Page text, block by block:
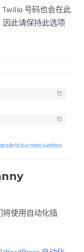
Twilio 号码也会在此
因此请保持此选项
将使用自动化插